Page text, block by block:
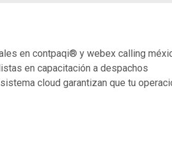
en contpaqi® y webex calling
en capacitación a despachos
cloud garantizan que tu